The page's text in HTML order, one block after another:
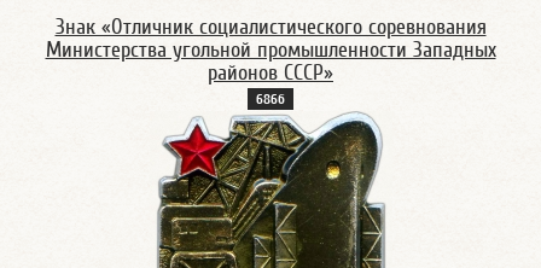
Знак «Отличник социалистического соревнования
Министерства угольной промышленности Западных
районов СССР»
686б